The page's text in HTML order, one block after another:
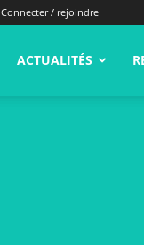
Connecter / rejoindre
ACTUALITÉS